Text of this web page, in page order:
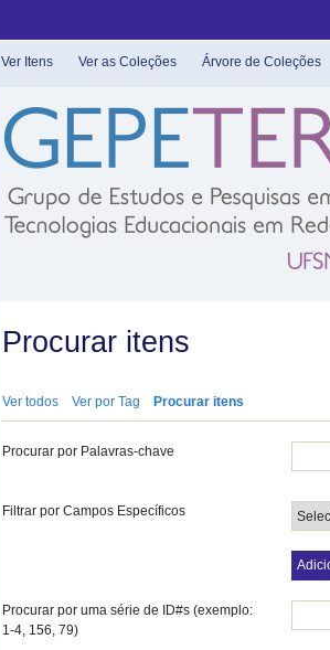
Ver Itens Ver as Coleções Árvore de Coleções
Procurar itens
Ver todos Ver por Tag Procurar itens
Procurar por Palavras-chave
Filtrar por Campos Específicos
Procurar por uma série de ID#s (exemplo:
1-4, 156, 79)